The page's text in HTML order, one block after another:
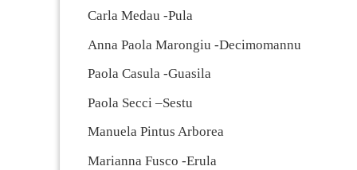
Carla Medau -Pula
Anna Paola Marongiu -Decimomannu
Paola Casula -Guasila
Paola Secci –Sestu
Manuela Pintus Arborea
Marianna Fusco -Erula